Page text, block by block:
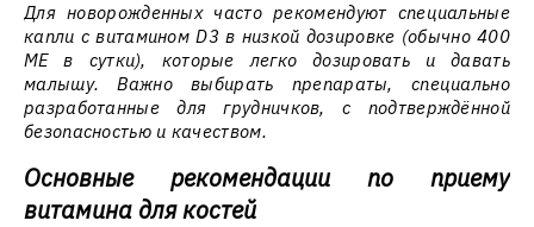
Для новорожденных часто рекомендуют специальные
капли с витамином D3 в низкой дозировке (обычно 400
МЕ в сутки), которые легко дозировать и давать
малышу. Важно выбирать препараты, специально
разработанные для грудничков, с подтверждённой
безопасностью и качеством.
Основные рекомендации по приему
витамина для костей